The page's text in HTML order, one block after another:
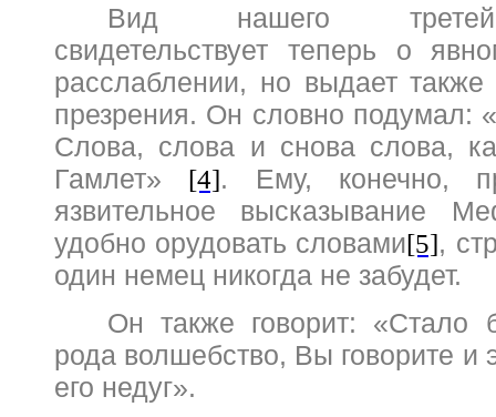
Вид нашего
свидетельствует теперь о
расслаблении, но выдает
презрения. Он словно подумал:
Слова, слова и снова слова,
Гамлет»
[4]. Ему, конечно,
язвительное высказывание
удобно орудовать словами[5],
один немец никогда не забудет.
Он также говорит: «Стало
рода волшебство, Вы говорите и
его недуг».